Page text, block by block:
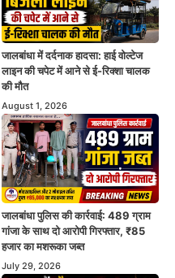
जालबांधा में दर्दनाक हादसा: हाई वोल्टेज
लाइन की चपेट में आने से ई-रिक्शा चालक
की मौत
August 1, 2026
जालबांधा पुलिस की कार्रवाई: 489 ग्राम
गांजा के साथ दो आरोपी गिरफ्तार, ₹85
हजार का मशरूका जब्त
July 29, 2026